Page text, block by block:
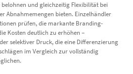
und gleichzeitig Flexibilität bei
Abnahmemengen bieten. Einzelhändler
prüfen, die markante Branding-
Kosten deutlich zu erhöhen –
selektiver Druck, die eine Differenzierung
im Vergleich zur vollständig